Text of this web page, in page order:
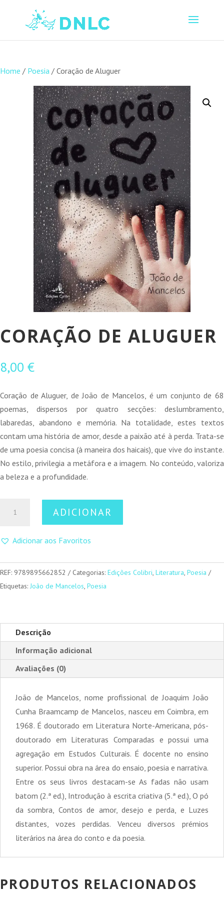
Home / Poesia / Coração de Aluguer
CORAÇÃO DE ALUGUER
8,00 €
Coração de Aluguer, de João de Mancelos, é um conjunto de 68
poemas, dispersos por quatro secções: deslumbramento,
labaredas, abandono e memória. Na totalidade, estes textos
contam uma história de amor, desde a paixão até à perda. Trata-se
de uma poesia concisa (à maneira dos haicais), que vive do instante.
No estilo, privilegia a metáfora e a imagem. No conteúdo, valoriza
a beleza e a profundidade.
de
ADICIONAR
Adicionar aos Favoritos
REF: 9789895662852 Categorias: Edições Colibri, Literatura, Poesia
Etiquetas: João de Mancelos, Poesia
Descrição
Informação adicional
Avaliações (0)
João de Mancelos, nome profissional de Joaquim João
Cunha Braamcamp de Mancelos, nasceu em Coimbra, em
1968. É doutorado em Literatura Norte-Americana, pós-
doutorado em Literaturas Comparadas e possui uma
agregação em Estudos Culturais. É docente no ensino
superior. Possui obra na área do ensaio, poesia e narrativa.
Entre os seus livros destacam-se As fadas não usam
batom (2.ª ed.), Introdução à escrita criativa (5.ª ed.), O pó
da sombra, Contos de amor, desejo e perda, e Luzes
distantes, vozes perdidas. Venceu diversos prémios
literários na área do conto e da poesia.
PRODUTOS RELACIONADOS